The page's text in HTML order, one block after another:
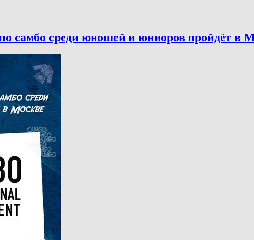
самбо среди юношей и юниоров пройдёт в